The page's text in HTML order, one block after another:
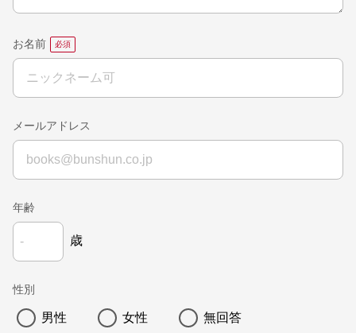
お名前
メールアドレス
年齢
歳
性別
男性 女性 無回答